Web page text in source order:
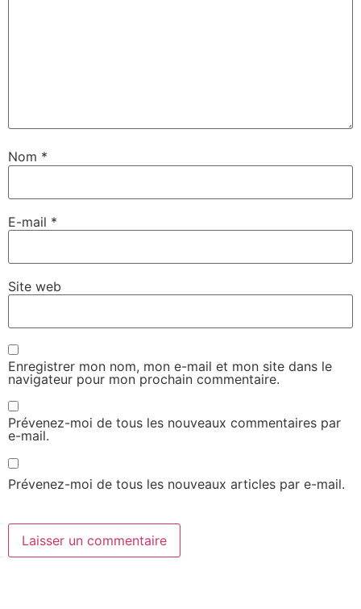
Nom *
E-mail *
Site web
Enregistrer mon nom, mon e-mail et mon site dans le
navigateur pour mon prochain commentaire.
Prévenez-moi de tous les nouveaux commentaires par
e-mail.
Prévenez-moi de tous les nouveaux articles par e-mail.